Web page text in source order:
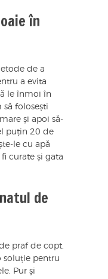
în
de a
a evita
le înmoi în
să folosești
și apoi să-
puțin 20 de
le cu apă
curate și gata
de
praf de copt,
soluție pentru
Pur și